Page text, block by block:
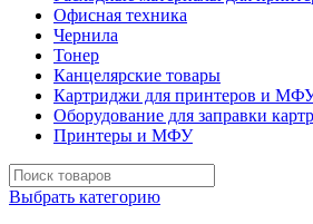
Офисная техника
Чернила
Тонер
Канцелярские товары
Картриджи для принтеров и
Оборудование для заправки
Принтеры и МФУ
Выбрать категорию